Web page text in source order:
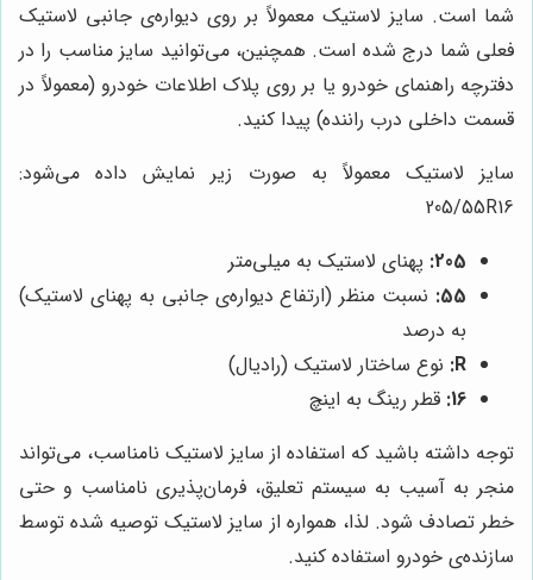
شما است. سایز لاستیک معمولاً بر روی دیواره‌ی جانبی لاستیک
فعلی شما درج شده است. همچنین، می‌توانید سایز مناسب را در
دفترچه راهنمای خودرو یا بر روی پلاک اطلاعات خودرو (معمولاً در
قسمت داخلی درب راننده) پیدا کنید.
سایز لاستیک معمولاً به صورت زیر نمایش داده می‌شود:
205/55R16
205: پهنای لاستیک به میلی‌متر
55: نسبت منظر (ارتفاع دیواره‌ی جانبی به پهنای لاستیک)
به درصد
R: نوع ساختار لاستیک (رادیال)
16: قطر رینگ به اینچ
توجه داشته باشید که استفاده از سایز لاستیک نامناسب، می‌تواند
منجر به آسیب به سیستم تعلیق، فرمان‌پذیری نامناسب و حتی
خطر تصادف شود. لذا، همواره از سایز لاستیک توصیه شده توسط
سازنده‌ی خودرو استفاده کنید.